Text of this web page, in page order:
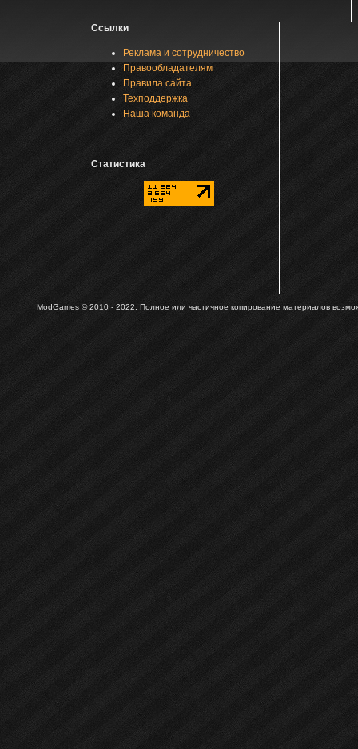
Ссылки
Реклама и сотрудничество
Правообладателям
Правила сайта
Техподдержка
Наша команда
Статистика
ModGames © 2010 - 2022. Полное или частичное копирование материалов